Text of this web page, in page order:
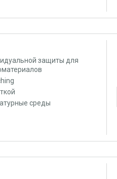
защиты для
среды